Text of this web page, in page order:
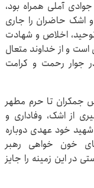
آملی همراه بود،
اشک حاضران را جاری
اخلاص و شهادت
است و از خداوند متعال
جوار رحمت و کرامت
جمکران تا حرم مطهر
از اشک، وفاداری و
شهید خود عهدی دوباره
خون خواهی رهبر
در این زمینه را جایز